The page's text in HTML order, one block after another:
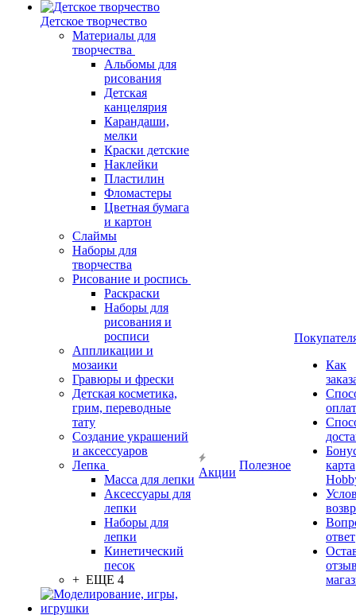
Детское творчество
Материалы для
творчества
Альбомы для
рисования
Детская
канцелярия
Карандаши,
мелки
Краски детские
Наклейки
Пластилин
Фломастеры
Цветная бумага
и картон
Слаймы
Наборы для
творчества
Рисование и роспись
Раскраски
Наборы для
рисования и
росписи
Аппликации и
мозаики
Гравюры и фрески
Детская косметика,
грим, переводные
тату
Создание украшений
и аксессуаров
Лепка
Масса для лепки
Аксессуары для
лепки
Наборы для
лепки
Кинетический
песок
+ ЕЩЕ 4
Акции
Полезное
Как
карта
ответ